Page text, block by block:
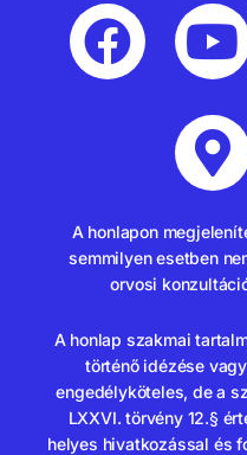
A honlapon
semmilyen esetben
orvosi
A honlap szakmai
történő idézése
engedélyköteles, de a
LXXVI. törvény 12.§
helyes hivatkozással és